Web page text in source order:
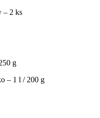
– 2 ks
g
– 1 l / 200 g